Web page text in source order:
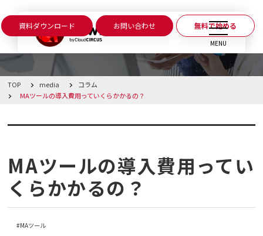
資料ダウンロード お問い合わせ 無料で始める
MENU
CLOSE
BowNowとは
課題別活用シーン
機能
料金・プラン
導入事例
TOP media
コラム
MAツールの導入費用っていくらかかるの？
コラム
MAツールの導入費用ってい
くらかかるの？
MAツール